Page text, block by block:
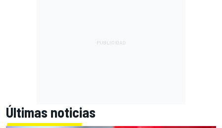
Últimas noticias